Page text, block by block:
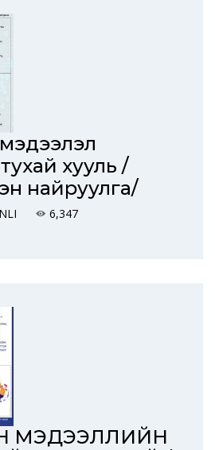
хууль /
найруулга/
NLI 6,347
МЭДЭЭЛЛИЙН